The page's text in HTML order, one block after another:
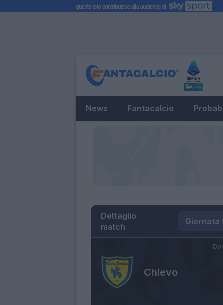
News Fantacalcio
Dettaglio
match
Chievo